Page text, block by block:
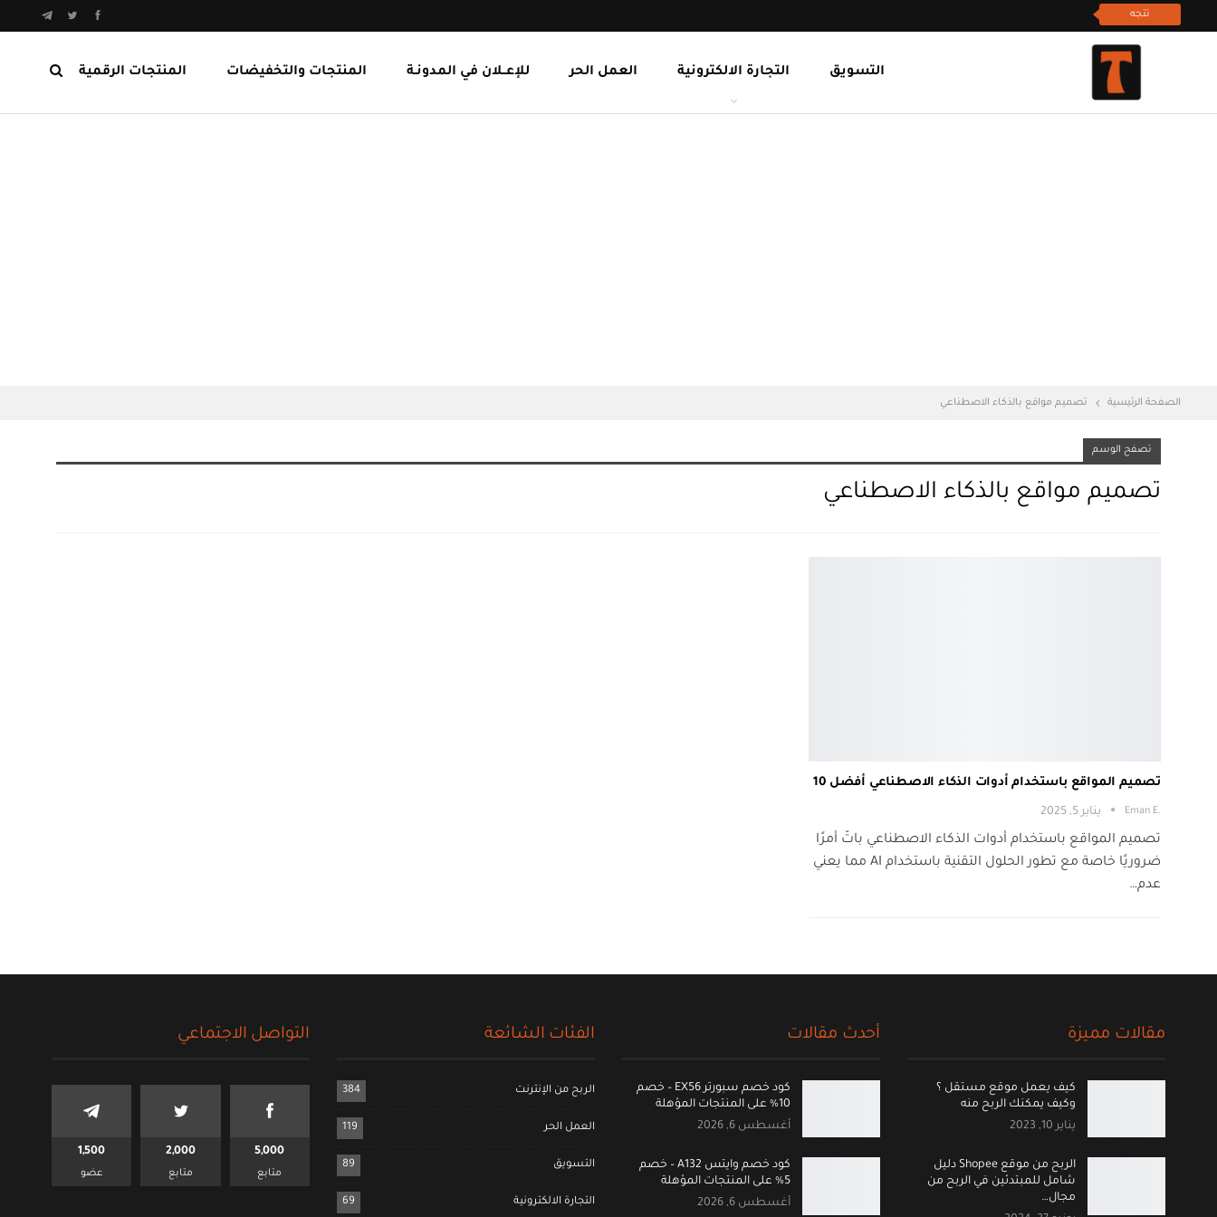
تتجه
المنتجات الرقمية المنتجات والتخفيضات للإعــلان في المدونـة العمل الحر التجارة الالكترونية التسويق
الصفحة الرئيسية تصميم مواقع بالذكاء الاصطناعي
تصفح الوسم
تصميم مواقع بالذكاء الاصطناعي
تصميم المواقع باستخدام أدوات الذكاء الاصطناعي أفضل 10
.Eman E يناير 5, 2025
تصميم المواقع باستخدام أدوات الذكاء الاصطناعي باتّ أمرًا
ضروريًا خاصة مع تطور الحلول التقنية باستخدام AI مما يعني
عدم…
مقالات مميزة
كيف يعمل موقع مستقل ؟
وكيف يمكنك الربح منه
يناير 10, 2023
الربح من موقع Shopee دليل
شامل للمبتدئين في الربح من
مجال…
أحدث مقالات
كود خصم سبورتر EX56 – خصم
10% على المنتجات المؤهلة
أغسطس 6, 2026
كود خصم وايتس A132 – خصم
5% على المنتجات المؤهلة
أغسطس 6, 2026
الفئات الشائعة
الربح من الإنترنت 384
العمل الحر 119
التسويق 89
التجارة الالكترونية 69
التواصل الاجتماعي
5,000
متابع
2,000
متابع
1,500
عضو